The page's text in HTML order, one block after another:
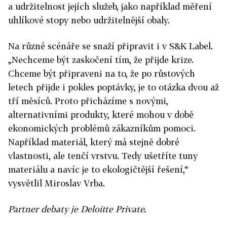
a udržitelnost jejích služeb, jako například měření
uhlíkové stopy nebo udržitelnější obaly.
Na různé scénáře se snaží připravit i v S&K Label.
„Nechceme být zaskočení tím, že přijde krize.
Chceme být připraveni na to, že po růstových
letech přijde i pokles poptávky, je to otázka dvou až
tří měsíců. Proto přicházíme s novými,
alternativními produkty, které mohou v době
ekonomických problémů zákazníkům pomoci.
Například materiál, který má stejně dobré
vlastnosti, ale tenčí vrstvu. Tedy ušetříte tuny
materiálu a navíc je to ekologičtější řešení,“
vysvětlil Miroslav Vrba.
Partner debaty je Deloitte Private.